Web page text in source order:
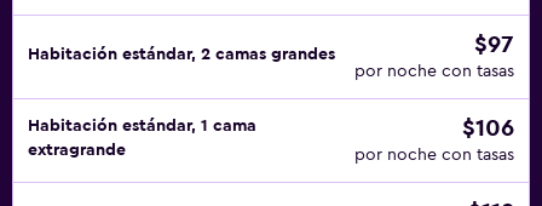
Habitación estándar, 2 camas grandes $97
por noche con tasas
Habitación estándar, 1 cama
extragrande
$106
por noche con tasas